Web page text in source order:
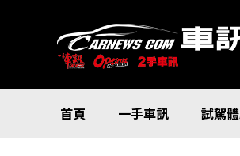
首頁 一手車訊 試駕